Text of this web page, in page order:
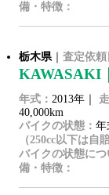
備・特徴：
栃木県｜ 査定依頼
KAWASAKI
年式： 2013年｜
40,000km
バイクの状態： 年
（250cc以下は自
バイクの状態につ
備・特徴：